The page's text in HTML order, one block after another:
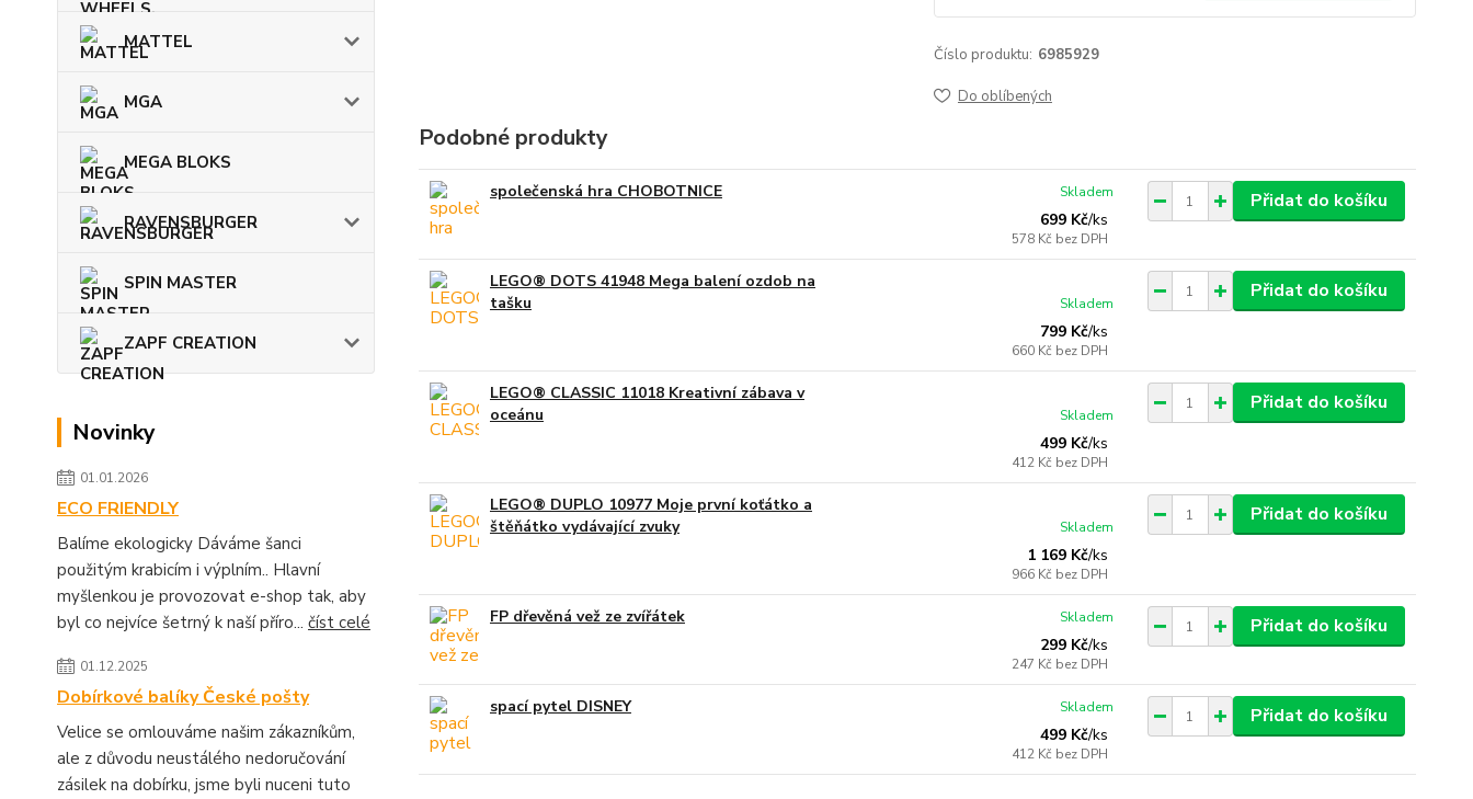
MATTEL
MGA
MEGA BLOKS
RAVENSBURGER
SPIN MASTER
ZAPF CREATION
Novinky
01.01.2026
ECO FRIENDLY
Balíme ekologicky Dáváme šanci
použitým krabicím i výplním.. Hlavní
myšlenkou je provozovat e-shop tak, aby
byl co nejvíce šetrný k naší příro... číst celé
01.12.2025
Dobírkové balíky České pošty
Velice se omlouváme našim zákazníkům,
ale z důvodu neustálého nedoručování
zásilek na dobírku, jsme byli nuceni tuto
Číslo produktu: 6985929
Do oblíbených
Podobné produkty
společenská hra CHOBOTNICE
699 Kč/ks
578 Kč bez DPH
Skladem Přidat do košíku
LEGO® DOTS 41948 Mega balení ozdob na
tašku
799 Kč/ks
660 Kč bez DPH
Skladem
Přidat do košíku
LEGO® CLASSIC 11018 Kreativní zábava v
oceánu
499 Kč/ks
412 Kč bez DPH
Skladem
Přidat do košíku
LEGO® DUPLO 10977 Moje první koťátko a
štěňátko vydávající zvuky
1 169 Kč/ks
966 Kč bez DPH
Skladem
Přidat do košíku
FP dřevěná vež ze zvířátek
299 Kč/ks
247 Kč bez DPH
Skladem Přidat do košíku
spací pytel DISNEY
499 Kč/ks
412 Kč bez DPH
Skladem Přidat do košíku